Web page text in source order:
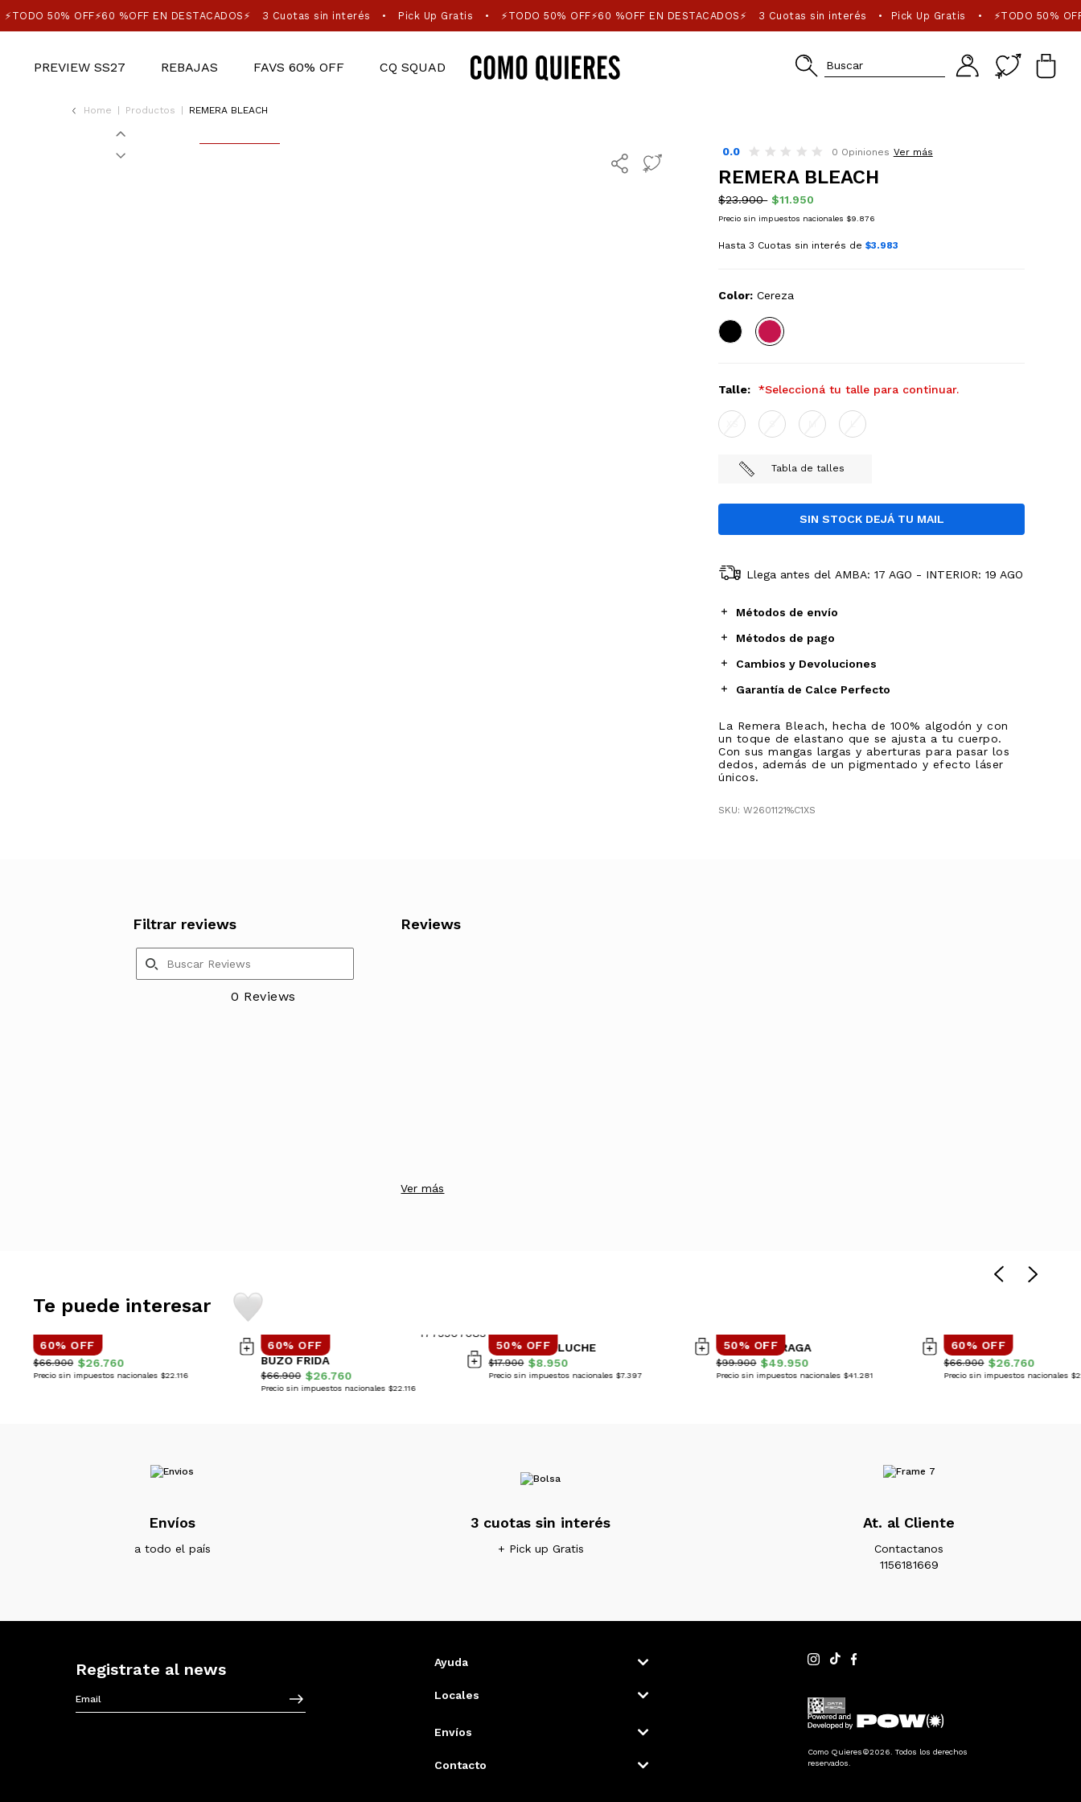
⚡TODO 50% OFF⚡60 %OFF EN DESTACADOS⚡ 3 Cuotas sin interés Pick Up Gratis • ⚡TODO 50% OFF⚡60 %OFF EN DESTACADOS⚡ 3 Cuotas sin interés Pick Up Gratis • ⚡TODO 50%
PREVIEW SS27 REBAJAS FAVS 60% OFF CQ SQUAD
Home Productos REMERA BLEACH
0.0 0 Opiniones Ver más
REMERA BLEACH
$23.900 $11.950
Precio sin impuestos nacionales $9.876
Hasta 3 Cuotas sin interés de$3.983
Color: Cereza
Talle: *Seleccioná tu talle para continuar.
Tabla de talles
Llega antes del AMBA: 17 AGO - INTERIOR: 19 AGO
Métodos de envío
Métodos de pago
Cambios y Devoluciones
Garantía de Calce Perfecto
La Remera Bleach, hecha de 100% algodón y con
un toque de elastano que se ajusta a tu cuerpo.
Con sus mangas largas y aberturas para pasar los
dedos, además de un pigmentado y efecto láser
únicos.
SKU: W2601121%C1XS
Filtrar reviews
0 Reviews
Reviews
Ver más
Te puede interesar
60% OFF
BUZO GAIA
$66.900 $26.760
Precio sin impuestos nacionales $22.116
60% OFF
BUZO FRIDA
$66.900 $26.760
Precio sin impuestos nacionales $22.116
50% OFF
LLAVERO PELUCHE
$17.900 $8.950
Precio sin impuestos nacionales $7.397
50% OFF
CAMPERA PRAGA
$99.900 $49.950
Precio sin impuestos nacionales $41.281
60% OFF
BUZO GAIA
$66.900 $26.760
Precio sin impuestos nacionales
Envíos
a todo el país
3 cuotas sin interés
+ Pick up Gratis
At. al Cliente
Contactanos
1156181669
Registrate al news Ayuda
Locales
Envíos
Contacto
Como Quieres©2026. Todos los derechos
reservados.